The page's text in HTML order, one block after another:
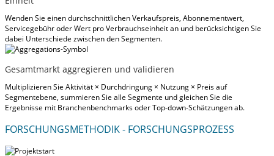
Wenden Sie einen durchschnittlichen Verkaufspreis, Abonnementwert,
Servicegebühr oder Wert pro Verbrauchseinheit an und berücksichtigen Sie
dabei Unterschiede zwischen den Segmenten.
Gesamtmarkt aggregieren und validieren
Multiplizieren Sie Aktivität × Durchdringung × Nutzung × Preis auf
Segmentebene, summieren Sie alle Segmente und gleichen Sie die
Ergebnisse mit Branchenbenchmarks oder Top-down-Schätzungen ab.
FORSCHUNGSMETHODIK - FORSCHUNGSPROZESS